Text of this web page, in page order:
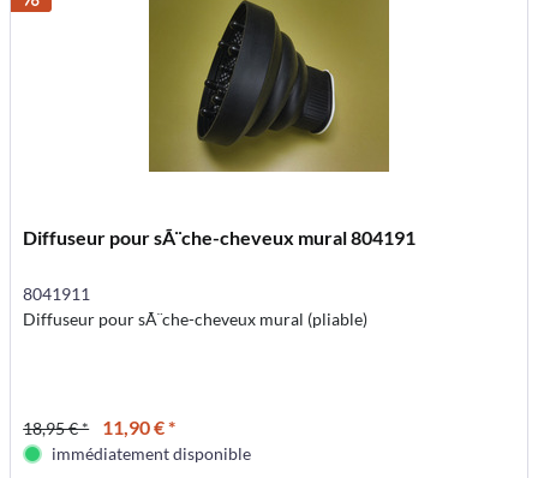
Diffuseur pour sÃ¨che-cheveux mural 804191
8041911
Diffuseur pour sÃ¨che-cheveux mural (pliable)
18,95 € * 11,90 € *
immédiatement disponible